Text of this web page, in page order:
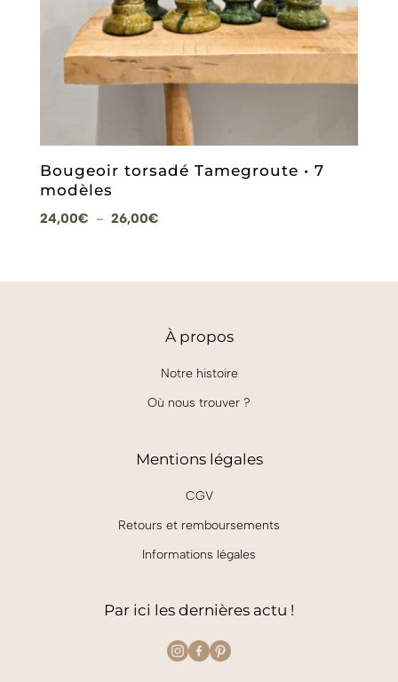
Bougeoir torsadé Tamegroute • 7
modèles
24,00€ – 26,00€Plage
24,00€
Àpropos
Notre histoire
Où nous trouver ?
Mentions légales
CGV
Retours et remboursements
Informations légales
Par ici les dernières actu !